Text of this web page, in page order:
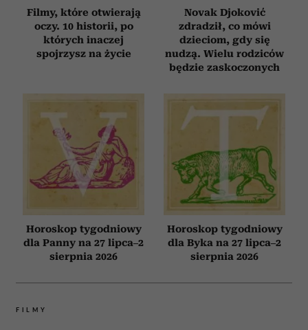
Filmy, które otwierają
oczy. 10 historii, po
których inaczej
spojrzysz na życie
Novak Djoković
zdradził, co mówi
dzieciom, gdy się
nudzą. Wielu rodziców
będzie zaskoczonych
Horoskop tygodniowy
dla Panny na 27 lipca–2
sierpnia 2026
Horoskop tygodniowy
dla Byka na 27 lipca–2
sierpnia 2026
FILMY